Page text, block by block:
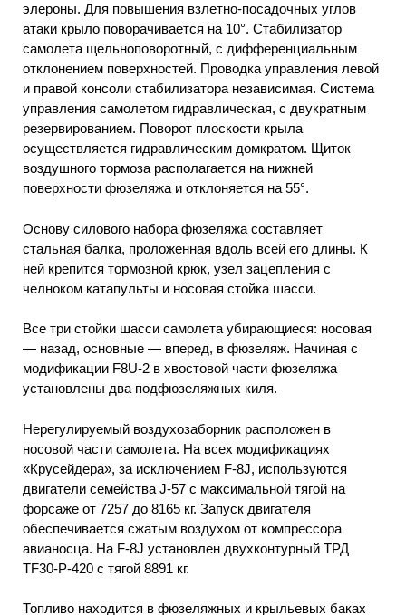
элероны. Для повышения взлетно-посадочных углов
атаки крыло поворачивается на 10°. Стабилизатор
самолета щельноповоротный, с дифференциальным
отклонением поверхностей. Проводка управления левой
и правой консоли стабилизатора независимая. Система
управления самолетом гидравлическая, с двукратным
резервированием. Поворот плоскости крыла
осуществляется гидравлическим домкратом. Щиток
воздушного тормоза располагается на нижней
поверхности фюзеляжа и отклоняется на 55°.
Основу силового набора фюзеляжа составляет
стальная балка, проложенная вдоль всей его длины. К
ней крепится тормозной крюк, узел зацепления с
челноком катапульты и носовая стойка шасси.
Все три стойки шасси самолета убирающиеся: носовая
— назад, основные — вперед, в фюзеляж. Начиная с
модификации F8U-2 в хвостовой части фюзеляжа
установлены два подфюзеляжных киля.
Нерегулируемый воздухозаборник расположен в
носовой части самолета. На всех модификациях
«Крусейдера», за исключением F-8J, используются
двигатели семейства J-57 с максимальной тягой на
форсаже от 7257 до 8165 кг. Запуск двигателя
обеспечивается сжатым воздухом от компрессора
авианосца. На F-8J установлен двухконтурный ТРД
TF30-P-420 с тягой 8891 кг.
Топливо находится в фюзеляжных и крыльевых баках